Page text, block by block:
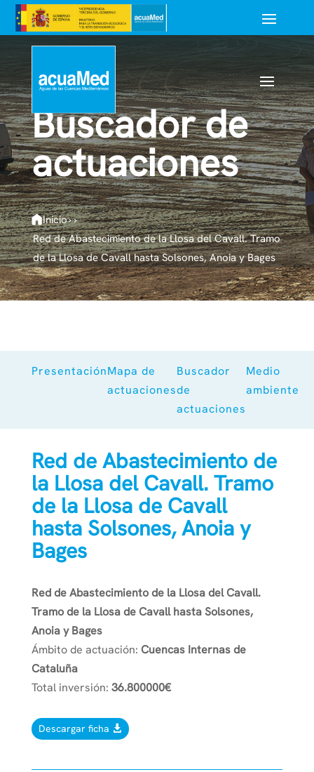
Buscador de
actuaciones
Inicio› ›
Red de Abastecimiento de la Llosa del Cavall. Tramo
de la Llosa de Cavall hasta Solsones, Anoia y Bages
PresentaciónMapa de
actuaciones
Buscador
de
actuaciones
Medio
ambiente
Red de Abastecimiento de
la Llosa del Cavall. Tramo
de la Llosa de Cavall
hasta Solsones, Anoia y
Bages
Red de Abastecimiento de la Llosa del Cavall.
Tramo de la Llosa de Cavall hasta Solsones,
Anoia y Bages
Ámbito de actuación: Cuencas Internas de
Cataluña
Total inversión: 36.800000€
Descargar ficha